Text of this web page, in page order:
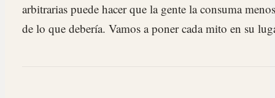
arbitrarias puede hacer que la gente la consuma menos
de lo que debería. Vamos a poner cada mito en su